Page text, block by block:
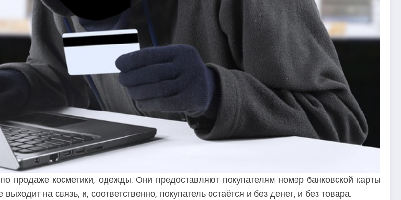
продаже косметики, одежды. Они предоставляют покупателям номер банковской карты
на связь, и, соответственно, покупатель остаётся и без денег, и без товара.